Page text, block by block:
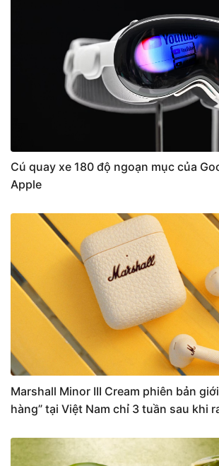
Cú quay xe 180 độ ngoạn mục của
Apple
Marshall Minor III Cream phiên bản
hàng” tại Việt Nam chỉ 3 tuần sau khi